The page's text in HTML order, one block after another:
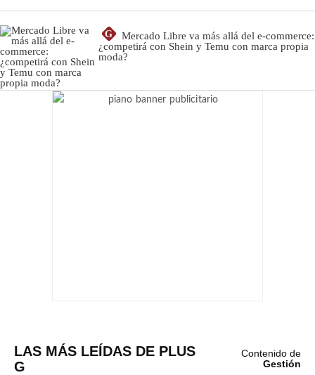
G
Mercado Libre va más allá del e-commerce:
¿competirá con Shein y Temu con marca propia
moda?
LAS MÁS LEÍDAS DE PLUS
G
Contenido de
Gestión